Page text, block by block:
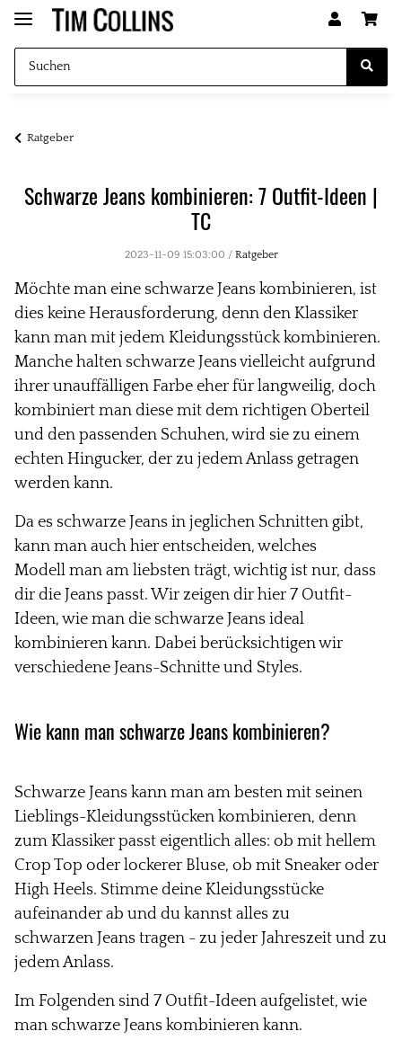
Ratgeber
Schwarze Jeans kombinieren: 7 Outfit-Ideen |
TC
2023-11-09 15:03:00 / Ratgeber
Möchte man eine schwarze Jeans kombinieren, ist
dies keine Herausforderung, denn den Klassiker
kann man mit jedem Kleidungsstück kombinieren.
Manche halten schwarze Jeans vielleicht aufgrund
ihrer unauffälligen Farbe eher für langweilig, doch
kombiniert man diese mit dem richtigen Oberteil
und den passenden Schuhen, wird sie zu einem
echten Hingucker, der zu jedem Anlass getragen
werden kann.
Da es schwarze Jeans in jeglichen Schnitten gibt,
kann man auch hier entscheiden, welches
Modell man am liebsten trägt, wichtig ist nur, dass
dir die Jeans passt. Wir zeigen dir hier 7 Outfit-
Ideen, wie man die schwarze Jeans ideal
kombinieren kann. Dabei berücksichtigen wir
verschiedene Jeans-Schnitte und Styles.
Wie kann man schwarze Jeans kombinieren?
Schwarze Jeans kann man am besten mit seinen
Lieblings-Kleidungsstücken kombinieren, denn
zum Klassiker passt eigentlich alles: ob mit hellem
Crop Top oder lockerer Bluse, ob mit Sneaker oder
High Heels. Stimme deine Kleidungsstücke
aufeinander ab und du kannst alles zu
schwarzen Jeans tragen - zu jeder Jahreszeit und zu
jedem Anlass.
Im Folgenden sind 7 Outfit-Ideen aufgelistet, wie
man schwarze Jeans kombinieren kann.